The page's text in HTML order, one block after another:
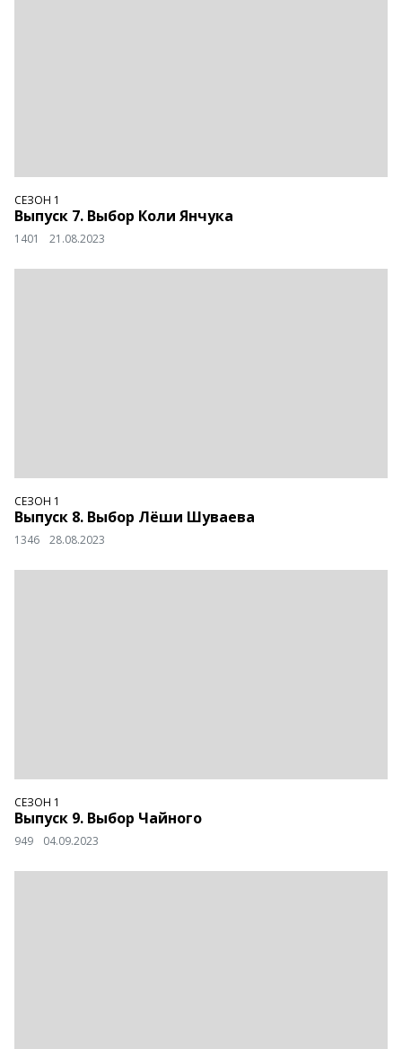
СЕЗОН 1
Выпуск 7. Выбор Коли Янчука
1401 21.08.2023
СЕЗОН 1
Выпуск 8. Выбор Лёши Шуваева
1346 28.08.2023
СЕЗОН 1
Выпуск 9. Выбор Чайного
949 04.09.2023